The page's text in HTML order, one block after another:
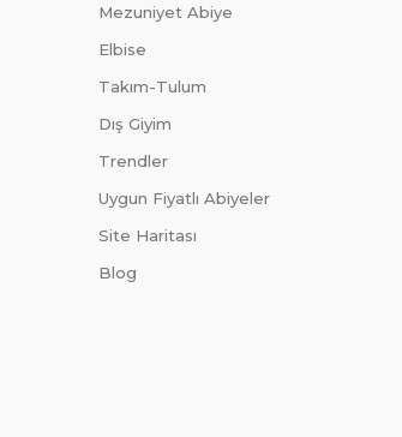
Mezuniyet Abiye
Elbise
Takım-Tulum
Dış Giyim
Trendler
Uygun Fiyatlı Abiyeler
Site Haritası
Blog